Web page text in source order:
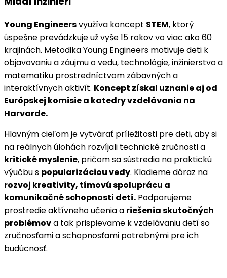
Young Engineersvyužíva koncept STEM, ktorý
úspešne prevádzkuje už vyše 15 rokov vo viac ako 60
krajinách. Metodika Young Engineers motivuje deti k
objavovaniu a záujmu o vedu, technológie, inžinierstvo a
matematiku prostredníctvom zábavných a
interaktívnych aktivít. Koncept získal uznanie aj od
Európskej komisie a katedry vzdelávania na
Harvarde.
Hlavným cieľom je vytvárať príležitosti pre deti, aby si
na reálnych úlohách rozvíjali technické zručnosti a
kritické myslenie, pričom sa sústredia na praktickú
výučbu s popularizáciou vedy. Kladieme dôraz na
rozvoj kreativity, tímovú spoluprácu a
komunikačné schopnosti detí. Podporujeme
prostredie aktívneho učenia a riešenia skutočných
problémova tak prispievame k vzdelávaniu detí so
zručnosťami a schopnosťami potrebnými pre ich
budúcnosť.